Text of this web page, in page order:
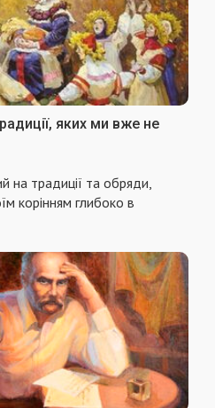
яких ми вже не
на традиції та обряди,
корінням глибоко в